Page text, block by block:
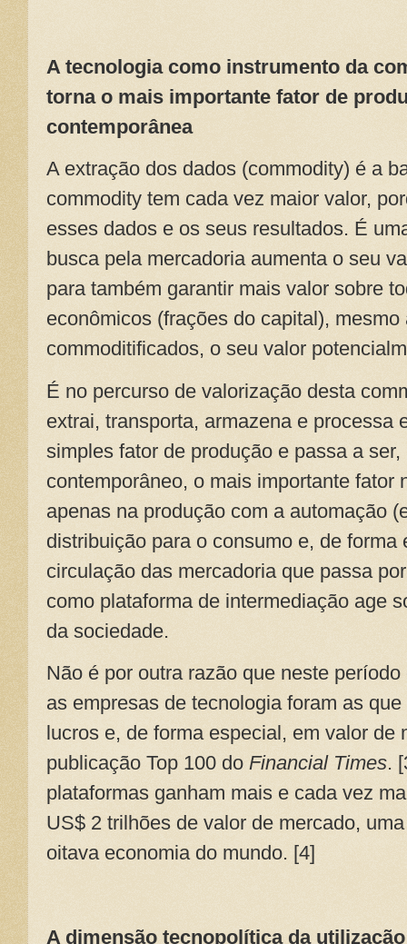
A tecnologia como instrumento da
torna o mais importante fator de
contemporânea
A extração dos dados (commodity) é a
commodity tem cada vez maior valor,
esses dados e os seus resultados. É
busca pela mercadoria aumenta o seu
para também garantir mais valor sobre
econômicos (frações do capital),
commoditificados, o seu valor
É no percurso de valorização desta
extrai, transporta, armazena e processa
simples fator de produção e passa a
contemporâneo, o mais importante fator
apenas na produção com a automação
distribuição para o consumo e, de forma
circulação das mercadoria que passa
como plataforma de intermediação age
da sociedade.
Não é por outra razão que neste
as empresas de tecnologia foram as
lucros e, de forma especial, em valor de
publicação Top 100 do Financial Times.
plataformas ganham mais e cada vez
US$ 2 trilhões de valor de mercado,
oitava economia do mundo. [4]
A dimensão tecnopolítica da